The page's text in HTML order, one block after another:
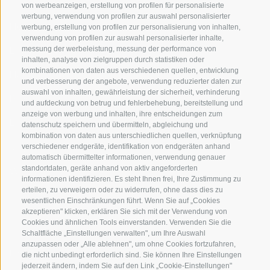
von werbeanzeigen, erstellung von profilen für personalisierte
werbung, verwendung von profilen zur auswahl personalisierter
werbung, erstellung von profilen zur personalisierung von inhalten,
verwendung von profilen zur auswahl personalisierter inhalte,
messung der werbeleistung, messung der performance von
inhalten, analyse von zielgruppen durch statistiken oder
kombinationen von daten aus verschiedenen quellen, entwicklung
und verbesserung der angebote, verwendung reduzierter daten zur
auswahl von inhalten, gewährleistung der sicherheit, verhinderung
und aufdeckung von betrug und fehlerbehebung, bereitstellung und
anzeige von werbung und inhalten, ihre entscheidungen zum
datenschutz speichern und übermitteln, abgleichung und
kombination von daten aus unterschiedlichen quellen, verknüpfung
verschiedener endgeräte, identifikation von endgeräten anhand
automatisch übermittelter informationen, verwendung genauer
standortdaten, geräte anhand von aktiv angeforderten
informationen identifizieren. Es steht Ihnen frei, Ihre Zustimmung zu
erteilen, zu verweigern oder zu widerrufen, ohne dass dies zu
wesentlichen Einschränkungen führt. Wenn Sie auf „Cookies
akzeptieren" klicken, erklären Sie sich mit der Verwendung von
Cookies und ähnlichen Tools einverstanden. Verwenden Sie die
Schaltfläche „Einstellungen verwalten", um Ihre Auswahl
anzupassen oder „Alle ablehnen", um ohne Cookies fortzufahren,
die nicht unbedingt erforderlich sind. Sie können Ihre Einstellungen
jederzeit ändern, indem Sie auf den Link „Cookie-Einstellungen"
Herkunft
Expertise
Nachhaltigkeit
Produkte & Marken
Ethikkodex
Organisationsmodell
Whistleblowing
SOCIAL MEDIA
LinkedIn